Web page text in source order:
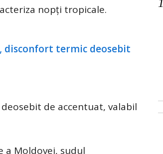
nopți tropicale.
de accentuat, valabil
a Moldovei, sudul